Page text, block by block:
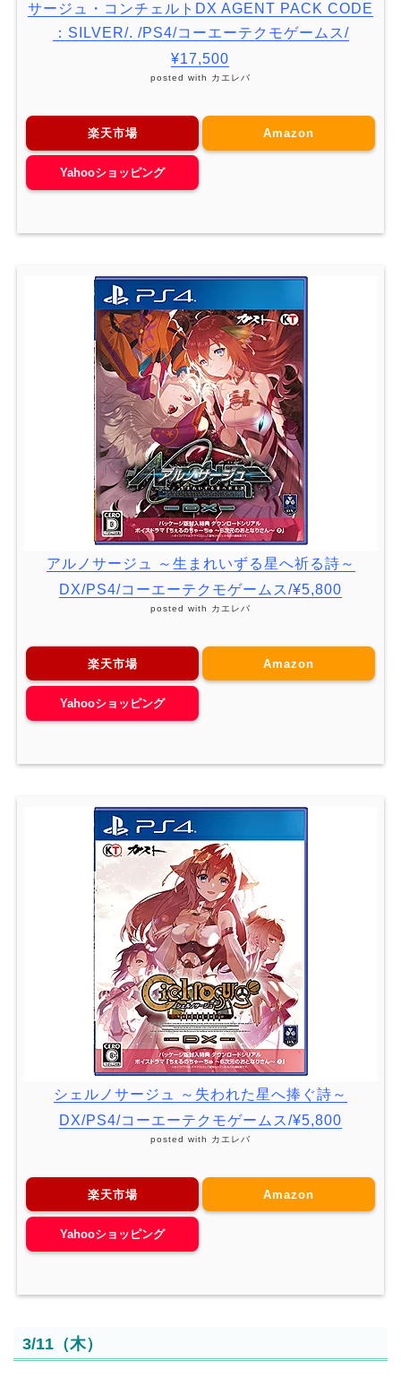
サージュ・コンチェルトDX AGENT PACK CODE
：SILVER/. /PS4/コーエーテクモゲームス/
¥17,500
posted with カエレバ
楽天市場 Amazon
Yahooショッピング
アルノサージュ ～生まれいずる星へ祈る詩～
DX/PS4/コーエーテクモゲームス/¥5,800
posted with カエレバ
楽天市場 Amazon
Yahooショッピング
シェルノサージュ ～失われた星へ捧ぐ詩～
DX/PS4/コーエーテクモゲームス/¥5,800
posted with カエレバ
楽天市場 Amazon
Yahooショッピング
3/11（木）